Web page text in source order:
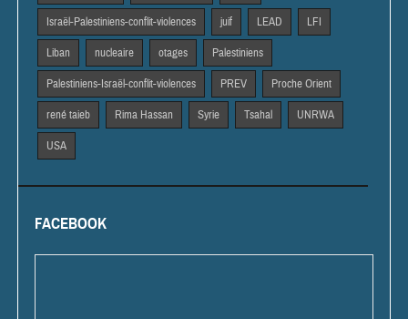
Israël-Palestiniens-conflit-violences juif LEAD LFI
Liban nucleaire otages Palestiniens
Palestiniens-Israël-conflit-violences PREV Proche Orient
rené taieb Rima Hassan Syrie Tsahal UNRWA
USA
FACEBOOK